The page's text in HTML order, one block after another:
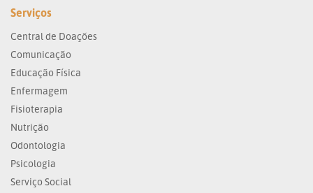
Serviços
Central de Doações
Comunicação
Educação Física
Enfermagem
Fisioterapia
Nutrição
Odontologia
Psicologia
Serviço Social